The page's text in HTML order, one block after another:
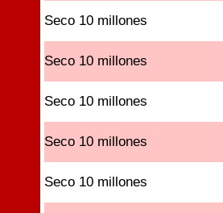
Seco 10 millones
Seco 10 millones
Seco 10 millones
Seco 10 millones
Seco 10 millones